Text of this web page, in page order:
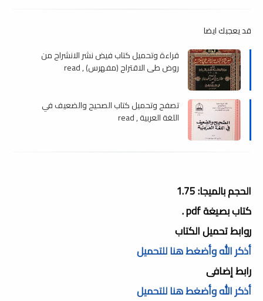
قد يعجبك ايضا
قراءة وتحميل كتاب فيض نشر الانشراح من
روض طي الاقتراح (مفهرس) , read
تصفح وتحميل كتاب الصحيح والضعيف في
اللغة العربية , read
الحجم بالميجا: 1.75
كتاب بصيغة pdf .
روابط تحميل الكتاب
أذكر الله وأضغط هنا للتحميل
رابط إضافى
أذكر الله وأضغط هنا للتحميل